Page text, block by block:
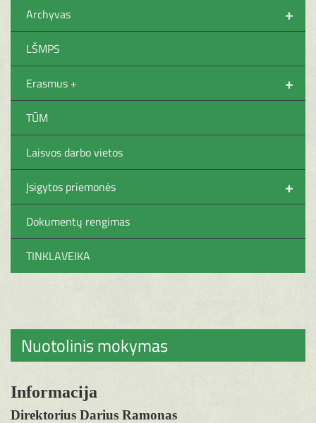
+
Archyvas
LŠMPS
+
Erasmus +
TŪM
Laisvos darbo vietos
+
Įsigytos priemonės
Dokumentų rengimas
TINKLAVEIKA
Nuotolinis mokymas
Informacija
Direktorius Darius Ramonas